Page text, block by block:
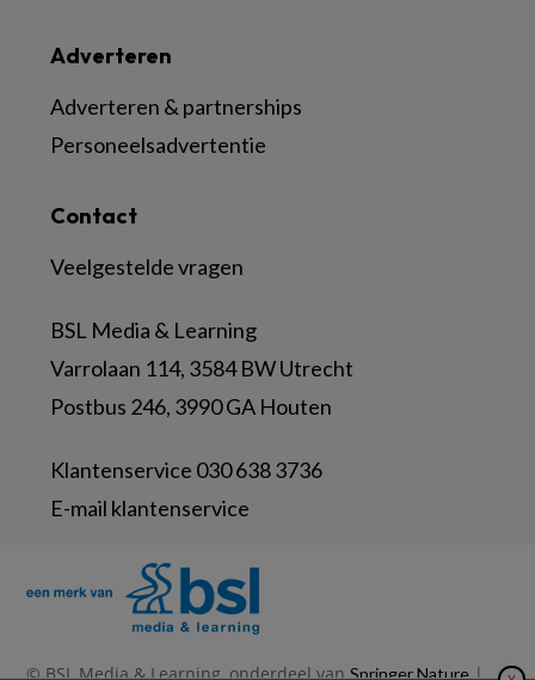
Contact
Veelgestelde vragen
BSL Media & Learning
Varrolaan 114, 3584 BW Utrecht
Postbus 246, 3990 GA Houten
Klantenservice 030 638 3736
E-mail klantenservice
Adverteren
Adverteren & partnerships
Personeelsadvertentie
© BSL Media & Learning, onderdeel vanSpringer Nature|